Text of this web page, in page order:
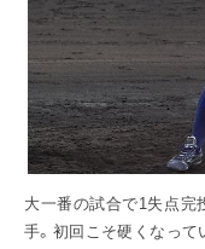
大一番の試合で1失点完
手。初回こそ硬くなって